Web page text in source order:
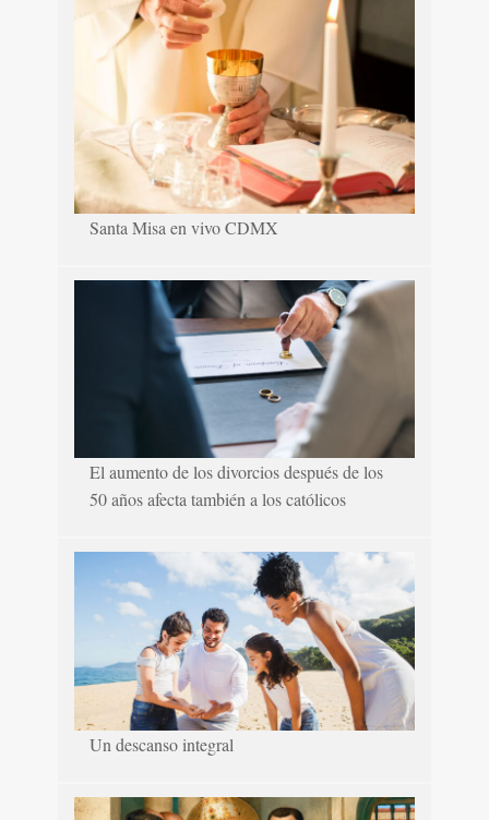
Santa Misa en vivo CDMX
El aumento de los divorcios después de los
50 años afecta también a los católicos
Un descanso integral